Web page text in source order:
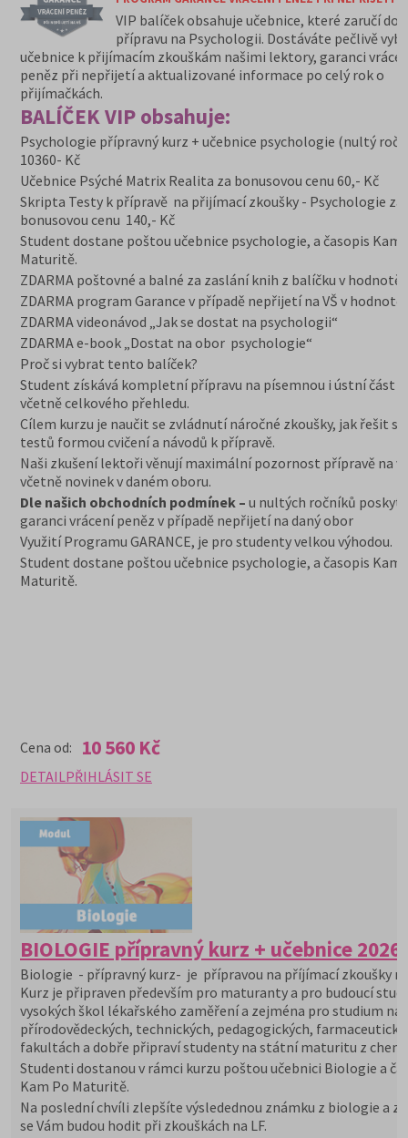
VIP balíček obsahuje učebnice, které zaručí
přípravu na Psychologii. Dostáváte pečlivě
učebnice k přijímacím zkouškám našimi lektory, garanci
peněz při nepřijetí a aktualizované informace po celý rok o
přijímačkách.
BALÍČEK VIP obsahuje:
Psychologie přípravný kurz + učebnice psychologie (nultý
10360- Kč
Učebnice Psýché Matrix Realita za bonusovou cenu 60,- Kč
Skripta Testy k přípravě na přijímací zkoušky - Psychologie za
bonusovou cenu 140,- Kč
Student dostane poštou učebnice psychologie, a časopis Kam
Maturitě.
ZDARMA poštovné a balné za zaslání knih z balíčku v hodnotě
ZDARMA program Garance v případě nepřijetí na VŠ v hodnotě
ZDARMA videonávod „Jak se dostat na psychologii“
ZDARMA e-book „Dostat na obor psychologie“
Proč si vybrat tento balíček?
Student získává kompletní přípravu na písemnou i ústní část
včetně celkového přehledu.
Cílem kurzu je naučit se zvládnutí náročné zkoušky, jak řešit
testů formou cvičení a návodů k přípravě.
Naši zkušení lektoři věnují maximální pozornost přípravě na
včetně novinek v daném oboru.
Dle našich obchodních podmínek – u nultých ročníků
garanci vrácení peněz v případě nepřijetí na daný obor
Využití Programu GARANCE, je pro studenty velkou výhodou.
Student dostane poštou učebnice psychologie, a časopis Kam
Maturitě.
Cena od: 10 560 Kč
DETAILPŘIHLÁSIT SE
BIOLOGIE přípravný kurz + učebnice
Biologie - přípravný kurz- je přípravou na příjímací zkoušky na
Kurz je připraven především pro maturanty a pro budoucí
vysokých škol lékařského zaměření a zejména pro studium na
přírodovědeckých, technických, pedagogických,
fakultách a dobře připraví studenty na státní maturitu z
Studenti dostanou v rámci kurzu poštou učebnici Biologie a
Kam Po Maturitě.
Na poslední chvíli zlepšíte výsledednou známku z biologie a
se Vám budou hodit při zkouškách na LF.